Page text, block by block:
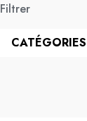
Filtrer
CATÉGORIES